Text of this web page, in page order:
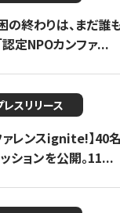
終わりは、まだ誰
認定NPOカンファ...
レスリリース
ァレンスignite!】40
ションを公開。11...